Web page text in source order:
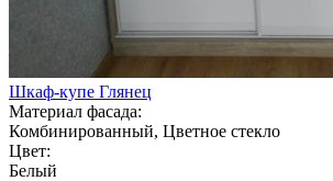
Шкаф-купе Глянец
Материал фасада:
Комбинированный, Цветное стекло
Цвет:
Белый